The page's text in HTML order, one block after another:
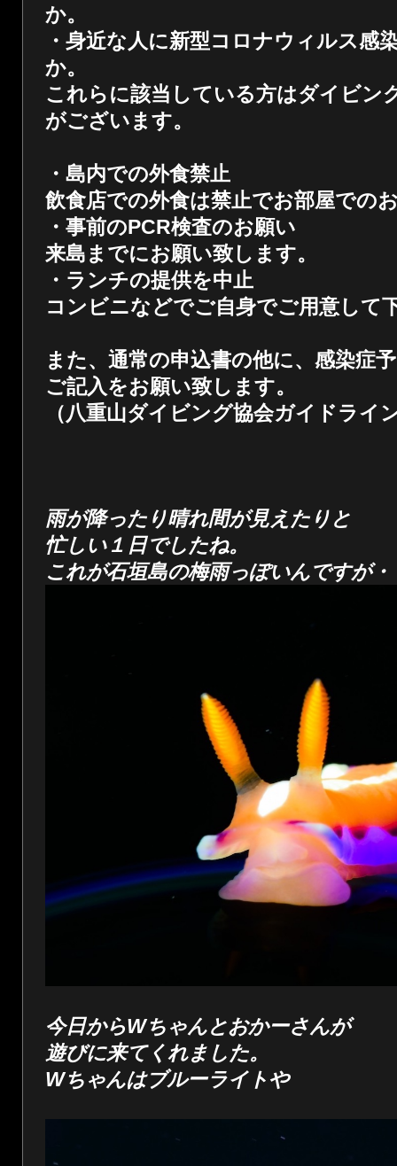
か。
・身近な人に新型コロナウィルス感
か。
これらに該当している方はダイビン
がございます。
・島内での外食禁止
飲食店での外食は禁止でお部屋での
・事前のPCR検査のお願い
来島までにお願い致します。
・ランチの提供を中止
コンビニなどでご自身でご用意して
また、通常の申込書の他に、感染症
ご記入をお願い致します。
（八重山ダイビング協会ガイドライ
雨が降ったり晴れ間が見えたりと
忙しい１日でしたね。
これが石垣島の梅雨っぽいんですが
今日からWちゃんとおかーさんが
遊びに来てくれました。
Wちゃんはブルーライトや